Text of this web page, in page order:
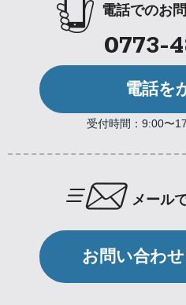
電話でのお
0773-
電話を
受付時間：9:00〜
メール
お問い合わ